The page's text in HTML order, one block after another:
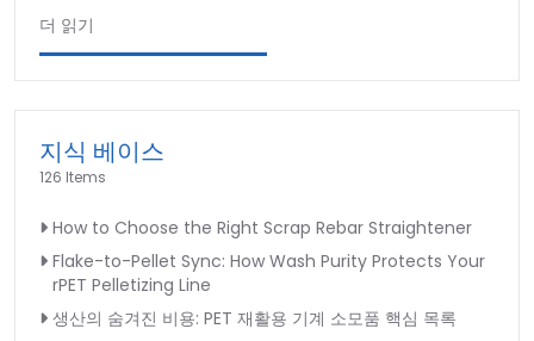
더 읽기
지식 베이스
126 Items
How to Choose the Right Scrap Rebar Straightener
Flake-to-Pellet Sync: How Wash Purity Protects Your
rPET Pelletizing Line
생산의 숨겨진 비용: PET 재활용 기계 소모품 핵심 목록